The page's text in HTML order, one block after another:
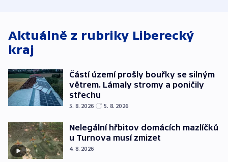
Aktuálně z rubriky Liberecký
kraj
Částí území prošly bouřky se silným
větrem. Lámaly stromy a poničily
střechu
5. 8. 2026 5. 8. 2026
Nelegální hřbitov domácích mazlíčků
u Turnova musí zmizet
4. 8. 2026